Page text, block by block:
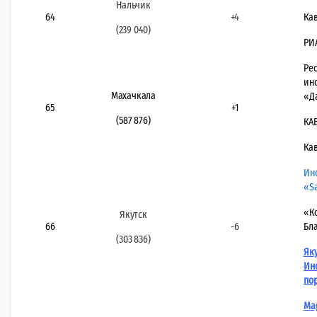
64
Нальчик
(239 040)
+4
65
Махачкала
(587 876)
+1
66
Якутск
(303 836)
-6